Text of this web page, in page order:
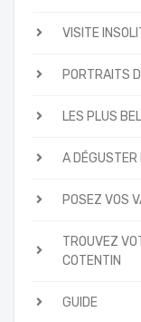
VISITE
PORTRAITS
LES PLUS
A DÉGUSTER
POSEZ VOS
TROUVEZ
COTENTIN
GUIDE